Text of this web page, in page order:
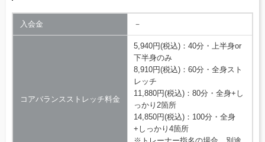
入会金 －
コアバランスストレッチ料金
5,940円(税込)：40分・上半身or
下半身のみ
8,910円(税込)：60分・全身スト
レッチ
11,880円(税込)：80分・全身+し
っかり2箇所
14,850円(税込)：100分・全身
+しっかり4箇所